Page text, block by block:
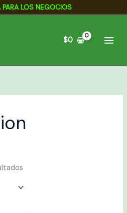
LOS NEGOCIOS
$0
Ordenado
por
los